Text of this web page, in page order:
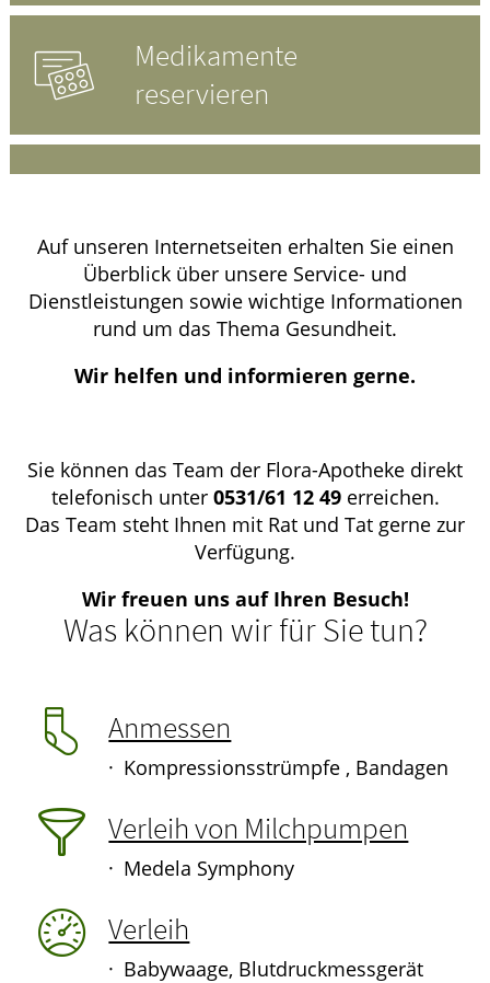
Medikamente
reservieren
Auf unseren Internetseiten erhalten Sie einen
Überblick über unsere Service- und
Dienstleistungen sowie wichtige Informationen
rund um das Thema Gesundheit.
Wir helfen und informieren gerne.
Sie können das Team der Flora-Apotheke direkt
telefonisch unter 0531/61 12 49 erreichen.
Das Team steht Ihnen mit Rat und Tat gerne zur
Verfügung.
Wir freuen uns auf Ihren Besuch!
Was können wir für Sie tun?
Anmessen
Kompressionsstrümpfe , Bandagen
Verleih von Milchpumpen
Medela Symphony
Verleih
Babywaage, Blutdruckmessgerät